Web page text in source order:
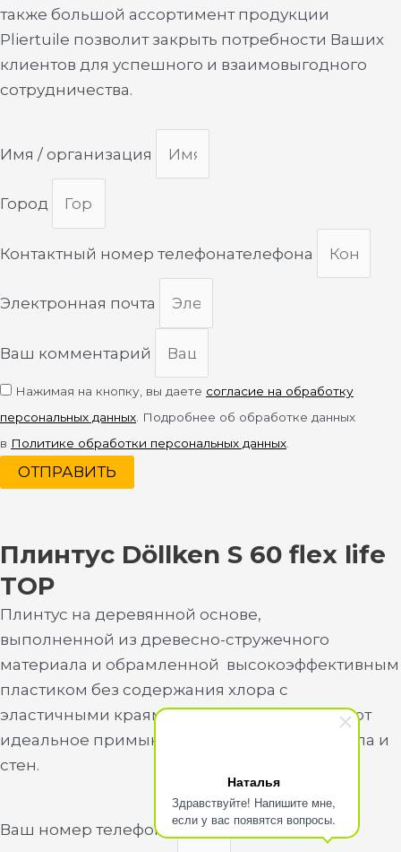
Наталья
Здравствуйте! Напишите мне,
если у вас появятся вопросы.
также большой ассортимент продукции
Pliertuile позволит закрыть потребности Ваших
клиентов для успешного и взаимовыгодного
сотрудничества.
Имя / организация
Город
Контактный номер телефонателефона
Электронная почта
Ваш комментарий
Нажимая на кнопку, вы даете согласие на обработку
персональных данных. Подробнее об обработке данных
в Политике обработки персональных данных.
ОТПРАВИТЬ
Плинтус Döllken S 60 flex life
TOP
Плинтус на деревянной основе,
выполненной из древесно-стружечного
материала и обрамленной высокоэффективным
пластиком без содержания хлора с
эластичными краями, которые обеспечивают
идеальное примыкание к поверхностям пола и
стен.
Ваш номер телефона